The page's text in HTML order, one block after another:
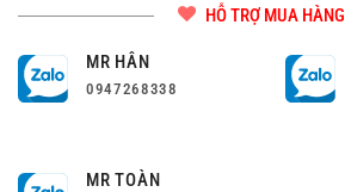
HỖ TRỢ MUA HÀNG
MR HÂN
0947268338
MR TOÀN